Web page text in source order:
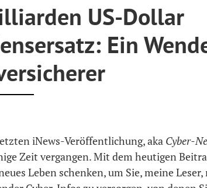
US-Dollar
Ein
iNews-Veröffentlichung, aka Cyber-
Zeit vergangen. Mit dem heutigen
Leben schenken, um Sie, meine